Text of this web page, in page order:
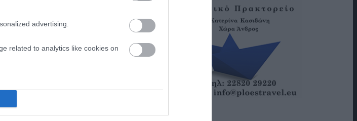
advertising.
related to analytics like cookies on